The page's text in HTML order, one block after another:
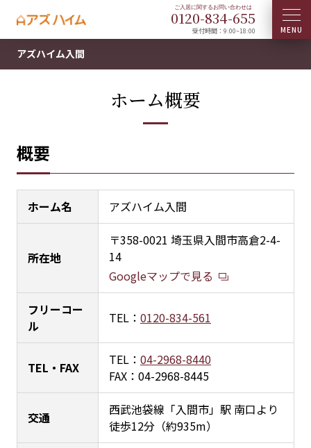
0120-834-655
受付時間：9:00~18:00
アズハイム入間
ホーム概要
概要
ホーム名 アズハイム入間
所在地
〒358-0021 埼玉県入間市高倉2-4-
14
Googleマップで見る
フリーコー
ル
TEL： 0120-834-561
TEL・FAX TEL： 04-2968-8440
FAX：04-2968-8445
交通
西武池袋線「入間市」駅 南口より
徒歩12分（約935m）